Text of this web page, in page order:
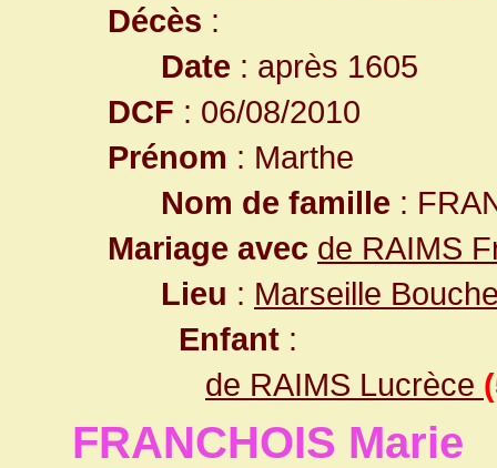
Décès :
Date : après 1605
DCF : 06/08/2010
Prénom : Marthe
Nom de famille :
Mariage avec de RAIMS
Lieu : Marseille
Enfant :
de RAIMS Lucrèce
FRANCHOIS Marie